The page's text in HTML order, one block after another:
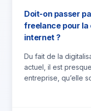
Doit-on passer
freelance pour la
internet ?
Du fait de la
actuel, il est
entreprise, qu’elle